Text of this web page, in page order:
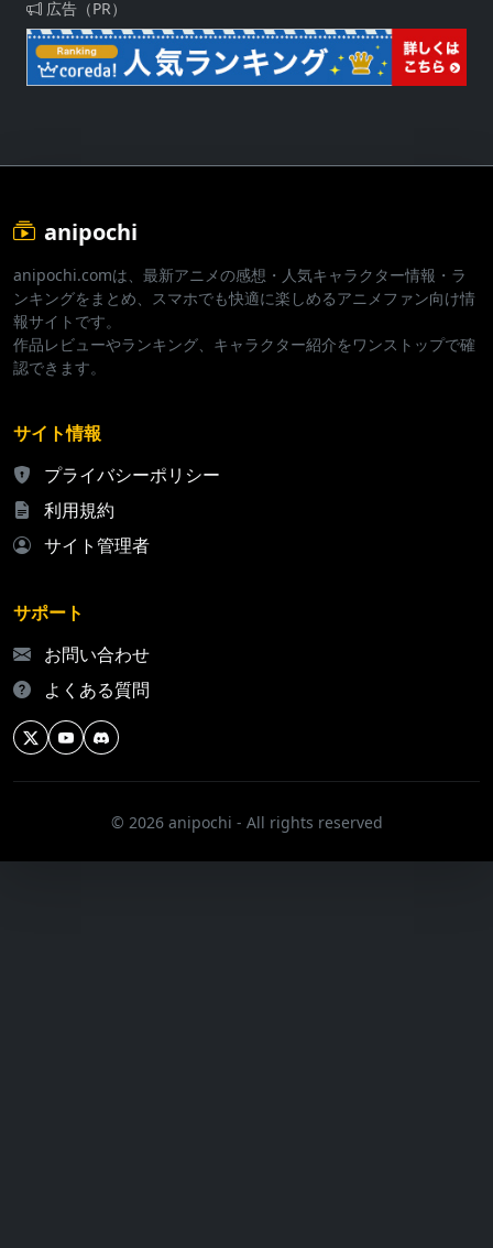
広告（PR）
anipochi
anipochi.comは、最新アニメの感想・人気キャラクター情報・ラ
ンキングをまとめ、スマホでも快適に楽しめるアニメファン向け情
報サイトです。
作品レビューやランキング、キャラクター紹介をワンストップで確
認できます。
サイト情報
プライバシーポリシー
利用規約
サイト管理者
サポート
お問い合わせ
よくある質問
© 2026 anipochi - All rights reserved